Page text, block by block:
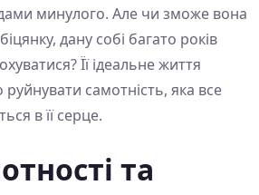
минулого. Але чи зможе вона
дану собі багато років
Її ідеальне життя
самотність, яка все
в її серце.
та